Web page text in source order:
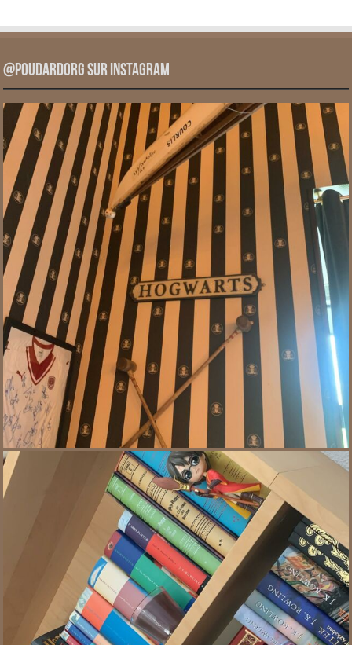
@PoudardOrg sur Instagram